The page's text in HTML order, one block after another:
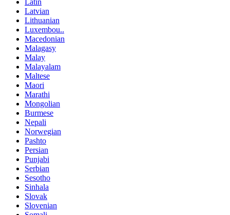
Latvian
Lithuanian
Luxembou..
Macedonian
Malagasy
Malay
Malayalam
Maltese
Maori
Marathi
Mongolian
Burmese
Nepali
Norwegian
Pashto
Persian
Punjabi
Serbian
Sesotho
Sinhala
Slovak
Slovenian